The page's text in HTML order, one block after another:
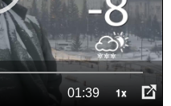
01:39 1x